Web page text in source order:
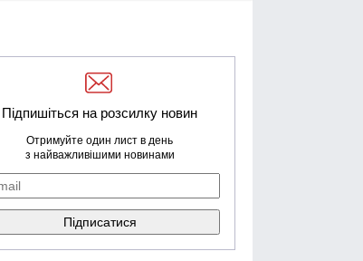
Підпишіться на розсилку новин
Отримуйте один лист в день
з найважливішими новинами